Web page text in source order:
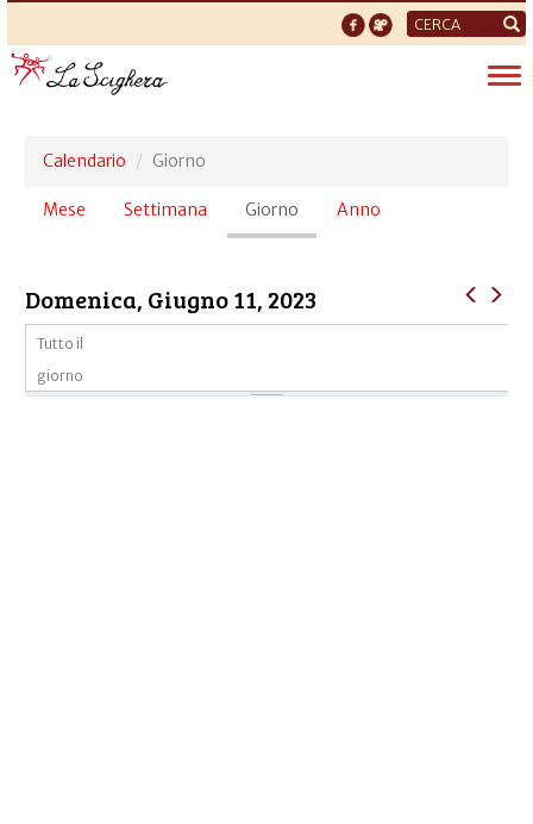
Form
di
ricerca
Calendario Giorno
Schede
Mese Settimana Giorno (scheda
attiva)
Anno
Domenica, Giugno 11, 2023
Tutto il
giorno